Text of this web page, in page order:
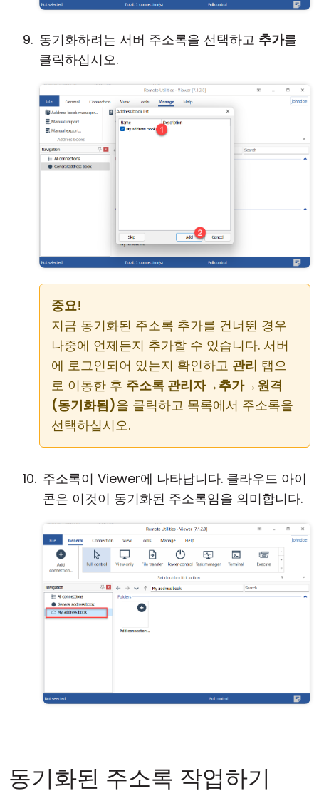
동기화하려는 서버 주소록을 선택하고 추가를
클릭하십시오.
중요!
지금 동기화된 주소록 추가를 건너뛴 경우
나중에 언제든지 추가할 수 있습니다. 서버
에 로그인되어 있는지 확인하고 관리 탭으
로 이동한 후 주소록 관리자→추가→원격
(동기화됨)을 클릭하고 목록에서 주소록을
선택하십시오.
주소록이 Viewer에 나타납니다. 클라우드 아이
콘은 이것이 동기화된 주소록임을 의미합니다.
동기화된 주소록 작업하기